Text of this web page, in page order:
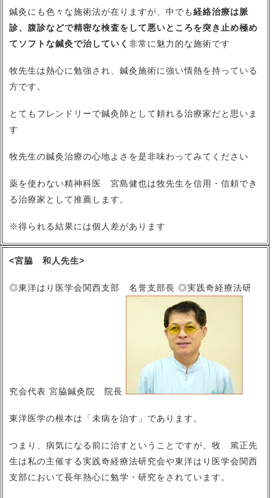
鍼灸にも色々な施術法が在りますが、中でも経絡治療は脈
診、腹診などで精密な検査をして悪いところを突き止め極め
てソフトな鍼灸で治していく 非常に魅力的な施術です
牧先生は熱心に勉強され、鍼灸施術に強い情熱を持っている
方です。
とてもフレンドリーで鍼灸師として頼れる治療家だと思いま
す
牧先生の鍼灸治療の心地よさを是非味わってみてください
薬を使わない精神科医 宮島健也は牧先生を信用・信頼でき
る治療家として推薦します。
※得られる結果には個人差があります
<宮脇 和人先生>
◎東洋はり医学会関西支部 名誉支部長 ◎実践奇経療法研
究会代表 宮脇鍼灸院 院長
東洋医学の根本は「未病を治す」であります。
つまり、病気になる前に治すということですが、牧 篤正先
生は私の主催する実践奇経療法研究会や東洋はり医学会関西
支部において長年熱心に勉学・研究をされています。